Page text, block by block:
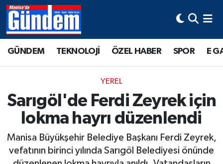
GÜNDEM TEKNOLOJİ ÖZEL HABER SPOR E
YEREL
Sarıgöl'de Ferdi Zeyrek için
lokma hayrı düzenlendi
Manisa Büyükşehir Belediye Başkanı Ferdi Zeyrek,
vefatının birinci yılında Sarıgöl Belediyesi önünde
Manisa Hava Durumu
Tüm Manşetler
Son Dakika Haberleri